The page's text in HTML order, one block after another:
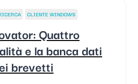
CLIENTE WINDOWS
Quattro
e la banca dati
brevetti